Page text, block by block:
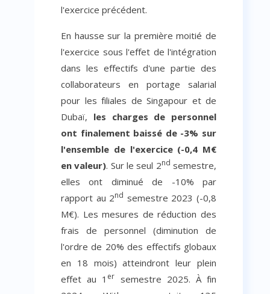
l'exercice précédent.
En hausse sur la première moitié de
l'exercice sous l'effet de l'intégration
dans les effectifs d'une partie des
collaborateurs en portage salarial
pour les filiales de Singapour et de
Dubaï, les charges de personnel
ont finalement baissé de -3% sur
l'ensemble de l'exercice (-0,4 M€
en valeur). Sur le seul 2nd semestre,
elles ont diminué de -10% par
rapport au 2nd semestre 2023 (-0,8
M€). Les mesures de réduction des
frais de personnel (diminution de
l'ordre de 20% des effectifs globaux
en 18 mois) atteindront leur plein
effet au 1 er semestre 2025. À fin